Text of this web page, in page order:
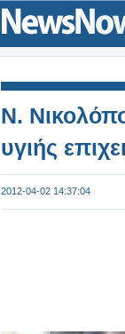
Ν.
υγιής
2012-04-02 14:37:04